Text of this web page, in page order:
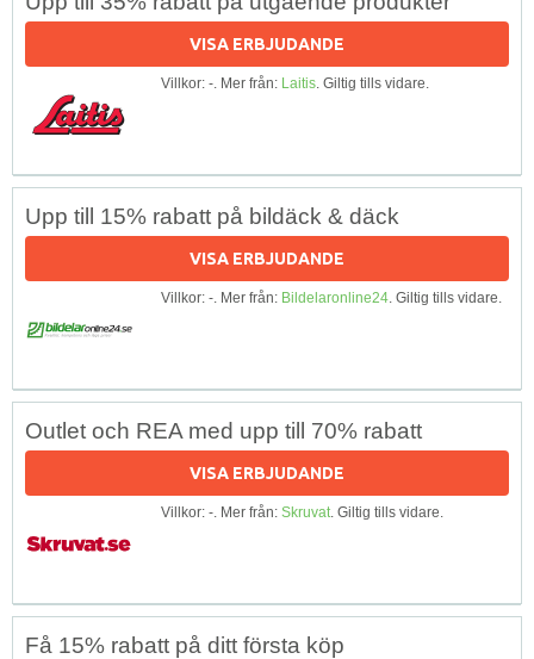
VISA ERBJUDANDE
Villkor: -. Mer från: Laitis. Giltig tills vidare.
Upp till 15% rabatt på bildäck & däck
VISA ERBJUDANDE
Villkor: -. Mer från: Bildelaronline24. Giltig tills vidare.
Outlet och REA med upp till 70% rabatt
VISA ERBJUDANDE
Villkor: -. Mer från: Skruvat. Giltig tills vidare.
Få 15% rabatt på ditt första köp